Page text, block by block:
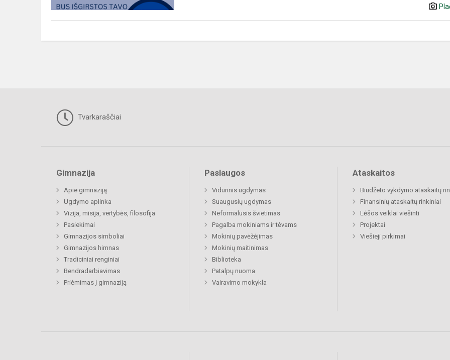
Tvarkaraščiai
Gimnazija
Apie gimnaziją
Ugdymo aplinka
Vizija, misija, vertybės, filosofija
Pasiekimai
Gimnazijos simboliai
Gimnazijos himnas
Tradiciniai renginiai
Bendradarbiavimas
Priėmimas į gimnaziją
Paslaugos
Vidurinis ugdymas
Suaugusių ugdymas
Neformalusis švietimas
Pagalba mokiniams ir tėvams
Mokinių pavėžėjimas
Mokinių maitinimas
Biblioteka
Patalpų nuoma
Vairavimo mokykla
Ataskaitos
Biudžeto vykdymo ataskaitų
Finansinių ataskaitų rinkiniai
Lėšos veiklai viešinti
Projektai
Viešieji pirkimai